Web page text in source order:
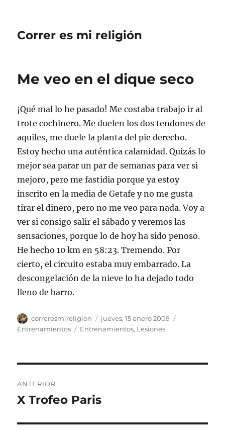
Correr es mi religión
Me veo en el dique seco
¡Qué mal lo he pasado! Me costaba trabajo ir al
trote cochinero. Me duelen los dos tendones de
aquiles, me duele la planta del pie derecho.
Estoy hecho una auténtica calamidad. Quizás lo
mejor sea parar un par de semanas para ver si
mejoro, pero me fastidia porque ya estoy
inscrito en la media de Getafe y no me gusta
tirar el dinero, pero no me veo para nada. Voy a
ver si consigo salir el sábado y veremos las
sensaciones, porque lo de hoy ha sido penoso.
He hecho 10 km en 58:23. Tremendo. Por
cierto, el circuito estaba muy embarrado. La
descongelación de la nieve lo ha dejado todo
lleno de barro.
Autor
correresmireligion
Publicado
el
jueves, 15 enero 2009
Entrenamientos
Etiquetas
Entrenamientos, Lesiones
de
ANTERIOR
Entrada
X Trofeo Paris